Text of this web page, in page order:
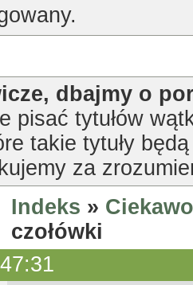
dbajmy o
pisać tytułów
takie tytuły
za
Indeks »
czołówki